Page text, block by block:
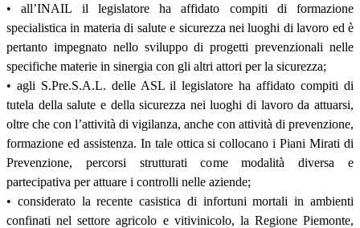
• all’INAIL il legislatore ha affidato compiti di formazione
specialistica in materia di salute e sicurezza nei luoghi di lavoro ed è
pertanto impegnato nello sviluppo di progetti prevenzionali nelle
specifiche materie in sinergia con gli altri attori per la sicurezza;
• agli S.Pre.S.A.L. delle ASL il legislatore ha affidato compiti di
tutela della salute e della sicurezza nei luoghi di lavoro da attuarsi,
oltre che con l’attività di vigilanza, anche con attività di prevenzione,
formazione ed assistenza. In tale ottica si collocano i Piani Mirati di
Prevenzione, percorsi strutturati come modalità diversa e
partecipativa per attuare i controlli nelle aziende;
• considerato la recente casistica di infortuni mortali in ambienti
confinati nel settore agricolo e vitivinicolo, la Regione Piemonte,